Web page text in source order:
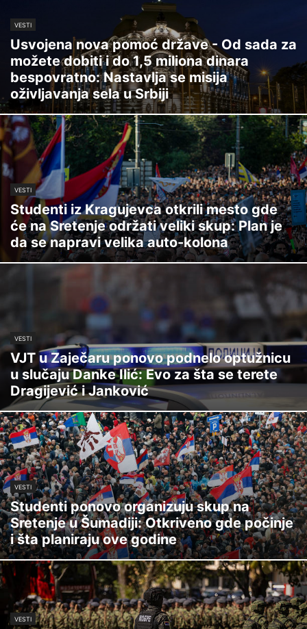
VESTI
Usvojena nova pomoć države - Od sada za
možete dobiti i do 1,5 miliona dinara
bespovratno: Nastavlja se misija
oživljavanja sela u Srbiji
VESTI
Studenti iz Kragujevca otkrili mesto gde
će na Sretenje održati veliki skup: Plan je
da se napravi velika auto-kolona
VESTI
VJT u Zaječaru ponovo podnelo optužnicu
u slučaju Danke Ilić: Evo za šta se terete
Dragijević i Janković
VESTI
Studenti ponovo organizuju skup na
Sretenje u Šumadiji: Otkriveno gde počinje
i šta planiraju ove godine
VESTI